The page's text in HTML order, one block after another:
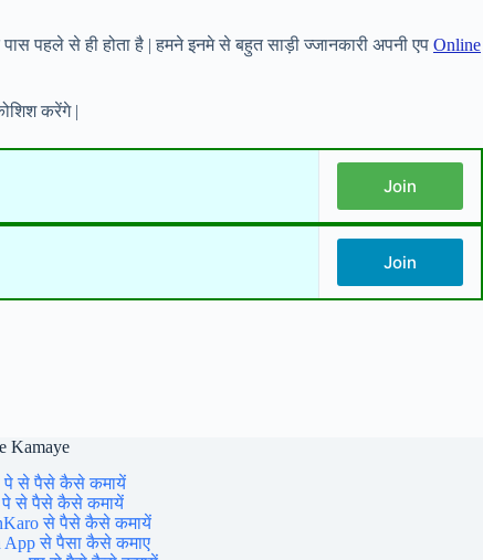
पहले से ही होता है | हमने इनमे से बहुत साड़ी ज्जानकारी अपनी एप Online
करेंगे |
Join
Join
Kamaye
पे से पैसे कैसे कमायें
पे से पैसे कैसे कमायें
से पैसे कैसे कमायें
App से पैसा कैसे कमाए